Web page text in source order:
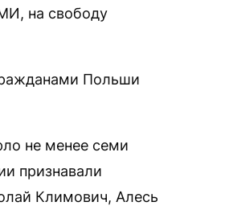
на свободу
Польши
не менее семи
признавали
Климович, Алесь